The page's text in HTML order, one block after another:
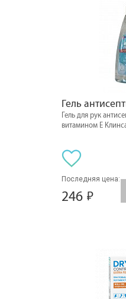
Гель
Гель для рук
витамином Е
Последняя цена:
246